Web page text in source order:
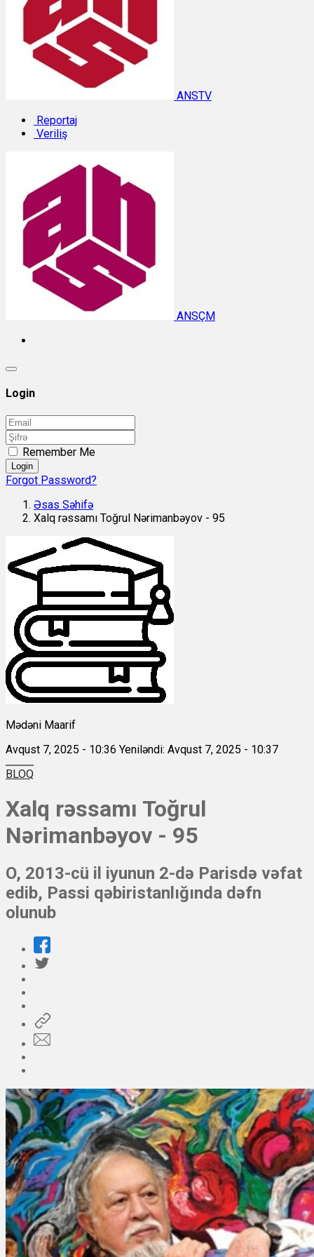
ANSTV
Reportaj
Veriliş
ANSÇM
Login
Remember Me
Login
Forgot Password?
Əsas Səhifə
Xalq rəssamı Toğrul Nərimanbəyov - 95
Mədəni Maarif
Avqust 7, 2025 - 10:36 Yeniləndi: Avqust 7, 2025 - 10:37
BLOQ
Xalq rəssamı Toğrul
Nərimanbəyov - 95
O, 2013-cü il iyunun 2-də Parisdə vəfat
edib, Passi qəbiristanlığında dəfn
olunub